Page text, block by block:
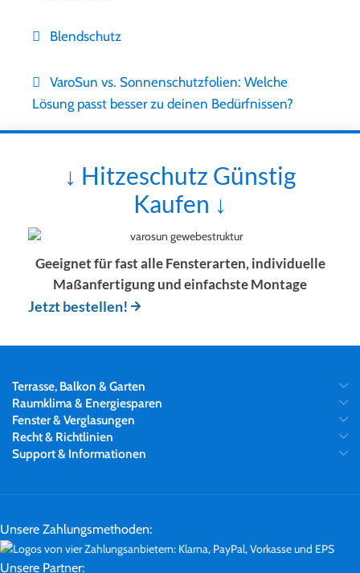
Blendschutz
VaroSun vs. Sonnenschutzfolien: Welche
Lösung passt besser zu deinen Bedürfnissen?
↓ Hitzeschutz Günstig
Kaufen ↓
Geeignet für fast alle Fensterarten, individuelle
Maßanfertigung und einfachste Montage
Jetzt bestellen!
Terrasse, Balkon & Garten
Raumklima & Energiesparen
Fenster & Verglasungen
Recht & Richtlinien
Support & Informationen
Unsere Zahlungsmethoden:
Unsere Partner: